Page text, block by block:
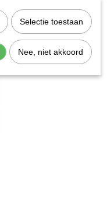
Selectie toestaan
Nee, niet akkoord